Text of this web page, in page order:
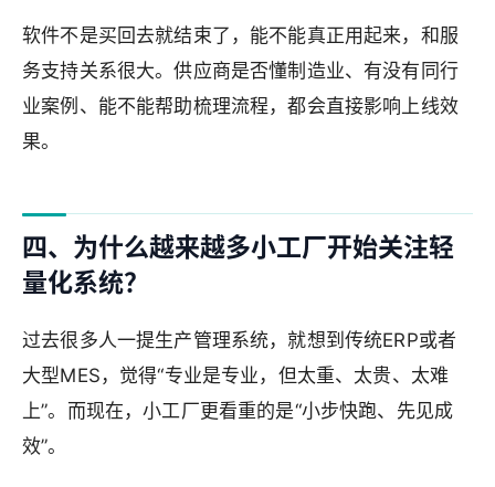
软件不是买回去就结束了，能不能真正用起来，和服
务支持关系很大。供应商是否懂制造业、有没有同行
业案例、能不能帮助梳理流程，都会直接影响上线效
果。
四、为什么越来越多小工厂开始关注轻
量化系统？
过去很多人一提生产管理系统，就想到传统ERP或者
大型MES，觉得“专业是专业，但太重、太贵、太难
上”。而现在，小工厂更看重的是“小步快跑、先见成
效”。